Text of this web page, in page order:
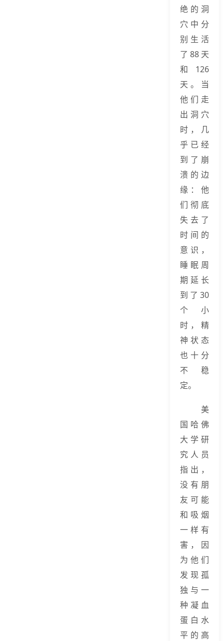
绝的洞
穴中分
别生活
了88天
和126
天。当
他们走
出洞穴
时，几
乎已经
到了崩
溃的边
缘：他
们彻底
失去了
时间的
意识，
睡眠周
期延长
到了30
个小
时，精
神状态
也十分
不稳
定。
美
国哈佛
大学研
究人员
指出，
没有朋
友可能
和吸烟
一样有
害，因
为他们
发现孤
独与一
种凝血
蛋白水
平的高